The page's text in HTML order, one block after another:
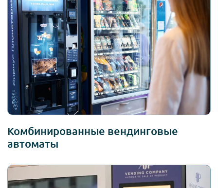
Комбинированные вендинговые
автоматы